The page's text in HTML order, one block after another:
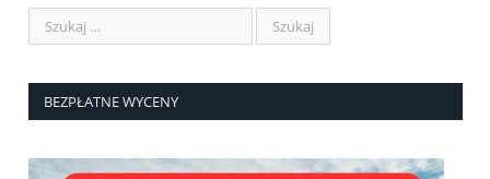
BEZPŁATNE WYCENY